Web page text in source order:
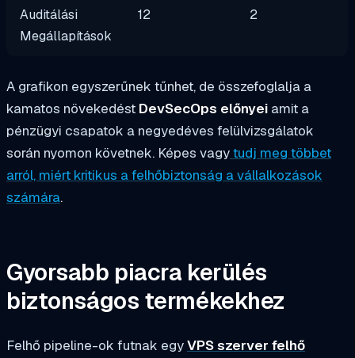
Auditálási
Megállapítások
12 2
A grafikon egyszerűnek tűnhet, de összefoglalja a
kamatos növekedést DevSecOps előnyei amit a
pénzügyi csapatok a negyedéves felülvizsgálatok
során nyomon követnek. Képes vagytudj meg többet
arról, miért kritikus a felhőbiztonság a vállalkozások
számára.
Gyorsabb piacra kerülés
biztonságos termékekhez
Felhő pipeline-ok futnak egyVPS szerver felhő